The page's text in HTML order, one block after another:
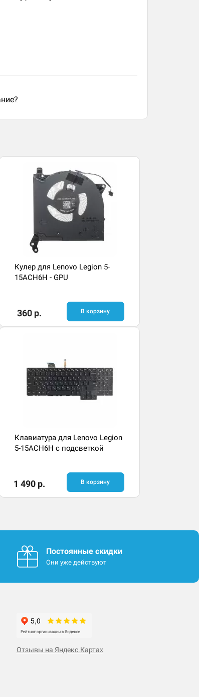
Кулер для Lenovo Legion 5-
15ACH6H - GPU
360 р. В корзину
Клавиатура для Lenovo Legion
5-15ACH6H с подсветкой
1 490 р. В корзину
Постоянные скидки
Они уже действуют
Отзывы на Яндекс.Картах